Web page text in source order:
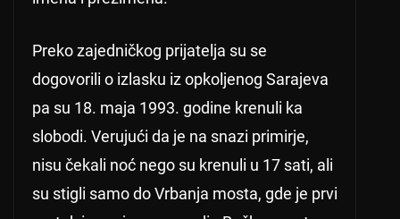
Preko zajedničkog prijatelja su se
dogovorili o izlasku iz opkoljenog Sarajeva
pa su 18. maja 1993. godine krenuli ka
slobodi. Verujući da je na snazi primirje,
nisu čekali noć nego su krenuli u 17 sati, ali
su stigli samo do Vrbanja mosta, gde je prvi